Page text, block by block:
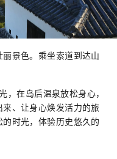
景色。乘坐索道到达山
在岛后温泉放松身心，
、让身心焕发活力的旅
时光，体验历史悠久的